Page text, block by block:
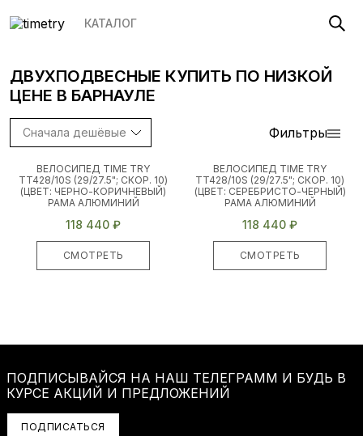
КАТАЛОГ
ДВУХПОДВЕСНЫЕ КУПИТЬ ПО НИЗКОЙ
ЦЕНЕ В БАРНАУЛЕ
Фильтры
ВЕЛОСИПЕД TIME TRY
TT428/10S (29/27.5"; СКОР. 10)
(ЦВЕТ: ЧЕРНО-КОРИЧНЕВЫЙ)
РАМА АЛЮМИНИЙ
118 440 ₽
СМОТРЕТЬ
ВЕЛОСИПЕД TIME TRY
TT428/10S (29/27.5"; СКОР. 10)
(ЦВЕТ: СЕРЕБРИСТО-ЧЕРНЫЙ)
РАМА АЛЮМИНИЙ
118 440 ₽
СМОТРЕТЬ
ПОДПИСЫВАЙСЯ НА НАШ ТЕЛЕГРАММ И БУДЬ В
КУРСЕ АКЦИЙ И ПРЕДЛОЖЕНИЙ
ПОДПИСАТЬСЯ